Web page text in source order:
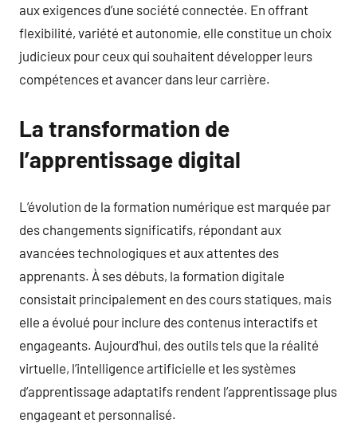
aux exigences d’une société connectée. En offrant
flexibilité, variété et autonomie, elle constitue un choix
judicieux pour ceux qui souhaitent développer leurs
compétences et avancer dans leur carrière.
La transformation de
l’apprentissage digital
L’évolution de la formation numérique est marquée par
des changements significatifs, répondant aux
avancées technologiques et aux attentes des
apprenants. À ses débuts, la formation digitale
consistait principalement en des cours statiques, mais
elle a évolué pour inclure des contenus interactifs et
engageants. Aujourd’hui, des outils tels que la réalité
virtuelle, l’intelligence artificielle et les systèmes
d’apprentissage adaptatifs rendent l’apprentissage plus
engageant et personnalisé.